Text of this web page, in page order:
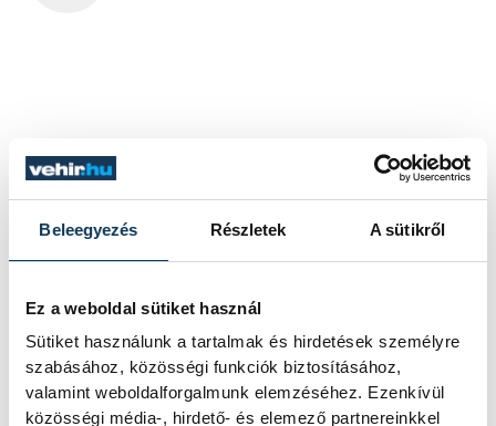
Beleegyezés Részletek A sütikről
Ez a weboldal sütiket használ
Sütiket használunk a tartalmak és hirdetések személyre
szabásához, közösségi funkciók biztosításához,
valamint weboldalforgalmunk elemzéséhez. Ezenkívül
közösségi média-, hirdető- és elemező partnereinkkel